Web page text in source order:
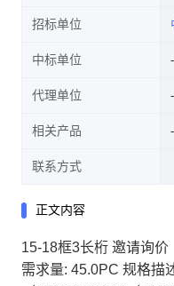
招标单位
中标单位
代理单位
相关产品
联系方式
正文内容
15-18框3长桁 邀请询价
需求量: 45.0PC 规格描